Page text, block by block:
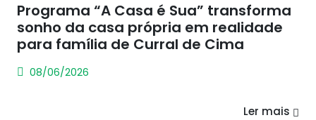
Programa “A Casa é Sua” transforma
sonho da casa própria em realidade
para família de Curral de Cima
08/06/2026
Ler mais